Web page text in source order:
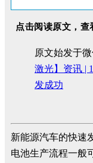
点击阅读原文，查
原文始发于
激光】资讯 |
发成功
新能源汽车的快速
电池生产流程一般